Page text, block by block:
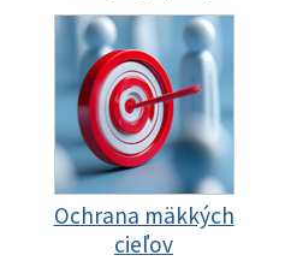
Ochrana mäkkých
cieľov